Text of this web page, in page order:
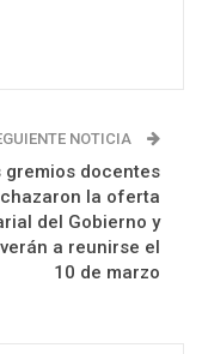
NOTICIA
gremios docentes
la oferta
del Gobierno y
a reunirse el
10 de marzo